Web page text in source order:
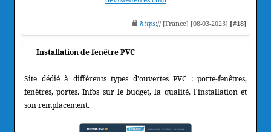
https:// [France] [08-03-2023] [#18]
Installation de fenêtre PVC
Site dédié à différents types d'ouvertes PVC : porte-fenêtres,
fenêtres, portes. Infos sur le budget, la qualité, l'installation et
son remplacement.